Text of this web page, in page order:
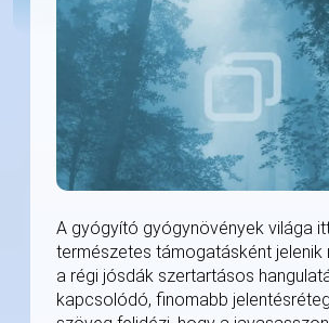
A gyógyító gyógynövények világa
természetes támogatásként jelenik
a régi jósdák szertartásos
kapcsolódó, finomabb